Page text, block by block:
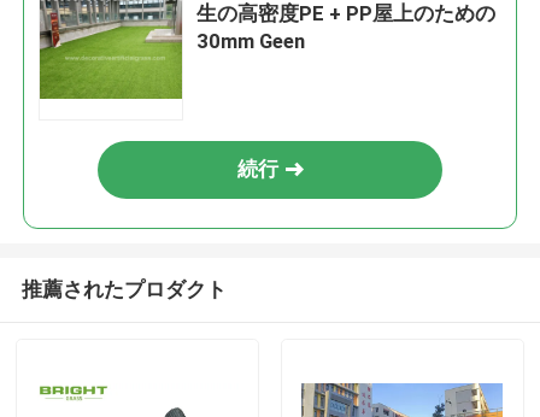
生の高密度PE + PP屋上のための
30mm Geen
続行
推薦されたプロダクト